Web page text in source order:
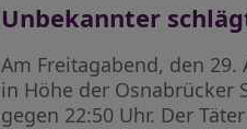
Unbekannter
Am Freitagabend, den
in Höhe der Osnabrücker
gegen 22:50 Uhr. Der